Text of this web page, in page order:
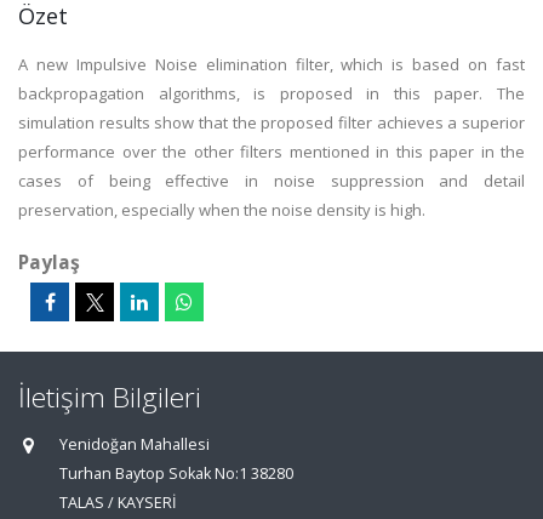
Özet
A new Impulsive Noise elimination filter, which is based on fast
backpropagation algorithms, is proposed in this paper. The
simulation results show that the proposed filter achieves a superior
performance over the other filters mentioned in this paper in the
cases of being effective in noise suppression and detail
preservation, especially when the noise density is high.
Paylaş
İletişim Bilgileri
Yenidoğan Mahallesi
Turhan Baytop Sokak No:1 38280
TALAS / KAYSERİ